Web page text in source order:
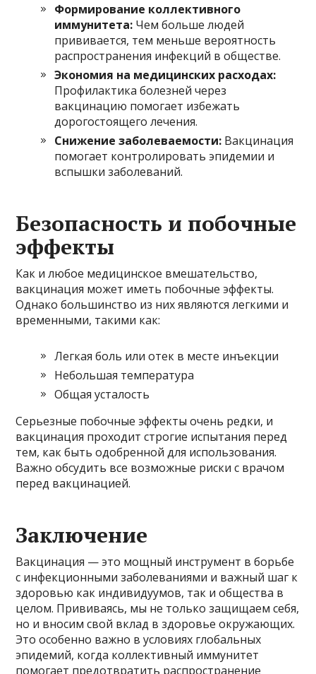
Формирование коллективного
иммунитета: Чем больше людей
прививается, тем меньше вероятность
распространения инфекций в обществе.
Экономия на медицинских расходах:
Профилактика болезней через
вакцинацию помогает избежать
дорогостоящего лечения.
Снижение заболеваемости: Вакцинация
помогает контролировать эпидемии и
вспышки заболеваний.
Безопасность и побочные
эффекты
Как и любое медицинское вмешательство,
вакцинация может иметь побочные эффекты.
Однако большинство из них являются легкими и
временными, такими как:
Легкая боль или отек в месте инъекции
Небольшая температура
Общая усталость
Серьезные побочные эффекты очень редки, и
вакцинация проходит строгие испытания перед
тем, как быть одобренной для использования.
Важно обсудить все возможные риски с врачом
перед вакцинацией.
Заключение
Вакцинация — это мощный инструмент в борьбе
с инфекционными заболеваниями и важный шаг к
здоровью как индивидуумов, так и общества в
целом. Прививаясь, мы не только защищаем себя,
но и вносим свой вклад в здоровье окружающих.
Это особенно важно в условиях глобальных
эпидемий, когда коллективный иммунитет
помогает предотвратить распространение